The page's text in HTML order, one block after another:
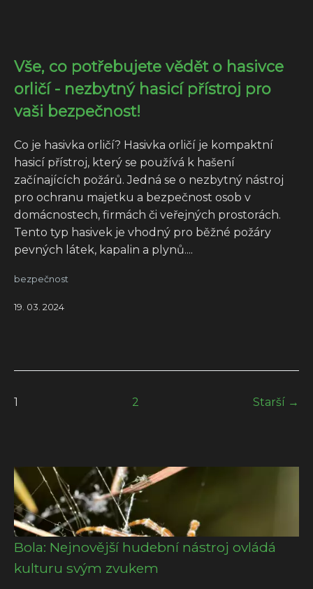
Vše, co potřebujete vědět o hasivce
orličí - nezbytný hasicí přístroj pro
vaši bezpečnost!
Co je hasivka orličí? Hasivka orličí je kompaktní
hasicí přístroj, který se používá k hašení
začínajících požárů. Jedná se o nezbytný nástroj
pro ochranu majetku a bezpečnost osob v
domácnostech, firmách či veřejných prostorách.
Tento typ hasivek je vhodný pro běžné požáry
pevných látek, kapalin a plynů....
bezpečnost
19. 03. 2024
1 2 Starší →
Bola: Nejnovější hudební nástroj ovládá
kulturu svým zvukem